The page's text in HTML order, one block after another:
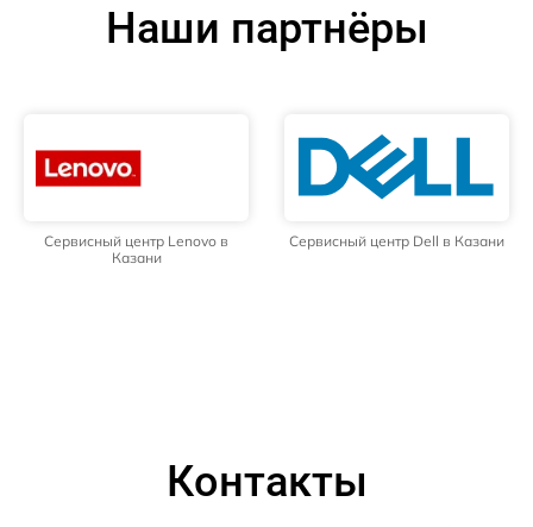
Наши партнёры
Сервисный центр Lenovo в
Казани
Сервисный центр Dell в Казани
Контакты